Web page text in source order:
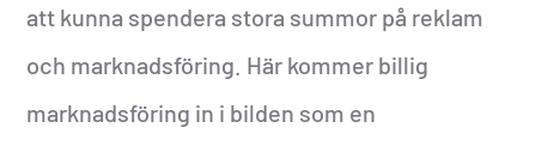
att kunna spendera stora summor på reklam
och marknadsföring. Här kommer billig
marknadsföring in i bilden som en